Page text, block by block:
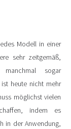
Modell in einer
sehr zeitgemäß,
sogar
heute nicht mehr
möglichst vielen
indem es
in der Anwendung,